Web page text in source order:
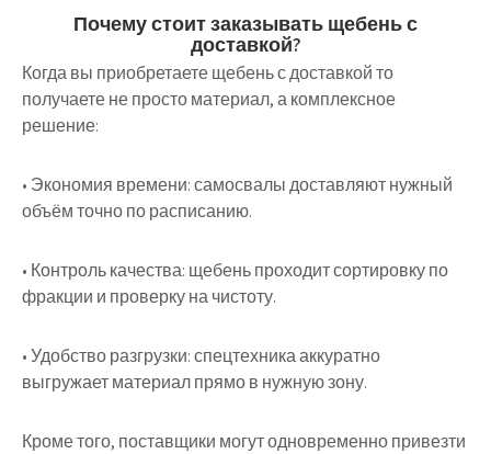
Почему стоит заказывать щебень с
доставкой?
Когда вы приобретаете щебень с доставкой то
получаете не просто материал, а комплексное
решение:
• Экономия времени: самосвалы доставляют нужный
объём точно по расписанию.
• Контроль качества: щебень проходит сортировку по
фракции и проверку на чистоту.
• Удобство разгрузки: спецтехника аккуратно
выгружает материал прямо в нужную зону.
Кроме того, поставщики могут одновременно привезти